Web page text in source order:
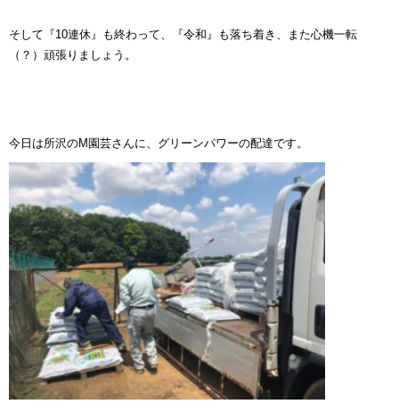
そして『10連休』も終わって、『令和』も落ち着き、また心機一転
（？）頑張りましょう。
今日は所沢のM園芸さんに、グリーンパワーの配達です。